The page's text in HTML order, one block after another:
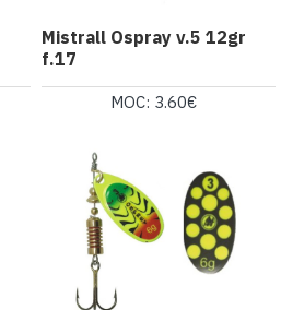
Mistrall Ospray v.5 12gr
f.17
MOC: 3.60€